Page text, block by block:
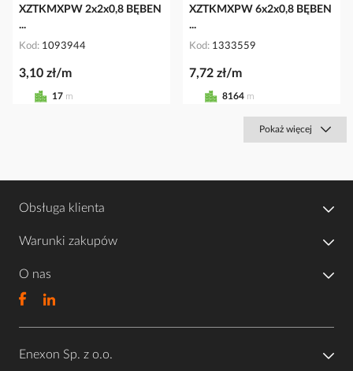
XZTKMXPW 2x2x0,8 BĘBEN
...
Kod 1093944
3,10 zł/m
17 m
XZTKMXPW 6x2x0,8 BĘBEN
...
Kod 1333559
7,72 zł/m
8164 m
Pokaż więcej
Obsługa klienta
Warunki zakupów
O nas
Enexon Sp. z o.o.